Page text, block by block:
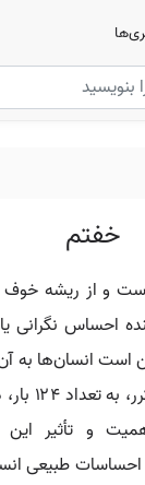
خفتم
و از ریشه خوف
احساس
انسان‌ها به آن
عربی،
و تأثیر
طبیعی